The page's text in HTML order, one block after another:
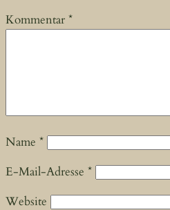
Kommentar *
Name *
E-Mail-Adresse *
Website